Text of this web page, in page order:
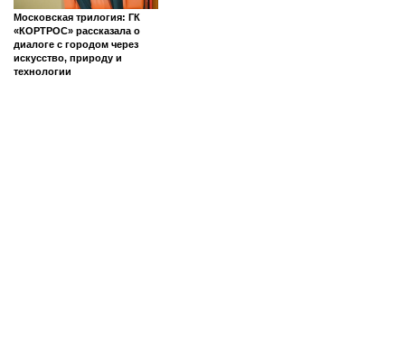
Московская трилогия: ГК
«КОРТРОС» рассказала о
диалоге с городом через
искусство, природу и
технологии